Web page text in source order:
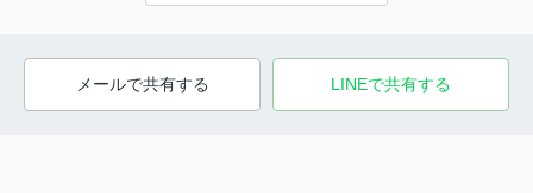
メールで共有する LINEで共有する